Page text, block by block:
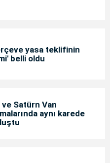
yasa teklifinin
belli oldu
ve Satürn Van
aynı karede